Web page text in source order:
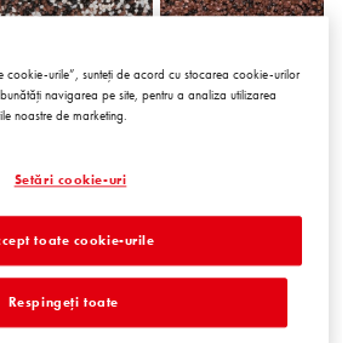
Peru3
cookie-urile”, sunteți de acord cu stocarea cookie-urilor
navigarea pe site, pentru a analiza utilizarea
noastre de marketing.
Setări cookie-uri
Respingeți toate
toate cookie-urile